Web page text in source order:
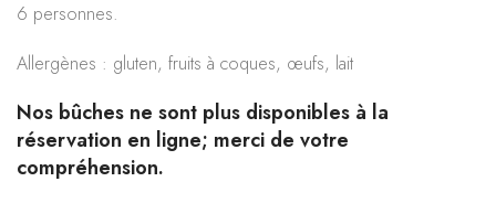
6 personnes.
Allergènes : gluten, fruits à coques, œufs, lait
Nos bûches ne sont plus disponibles à la
réservation en ligne; merci de votre
compréhension.